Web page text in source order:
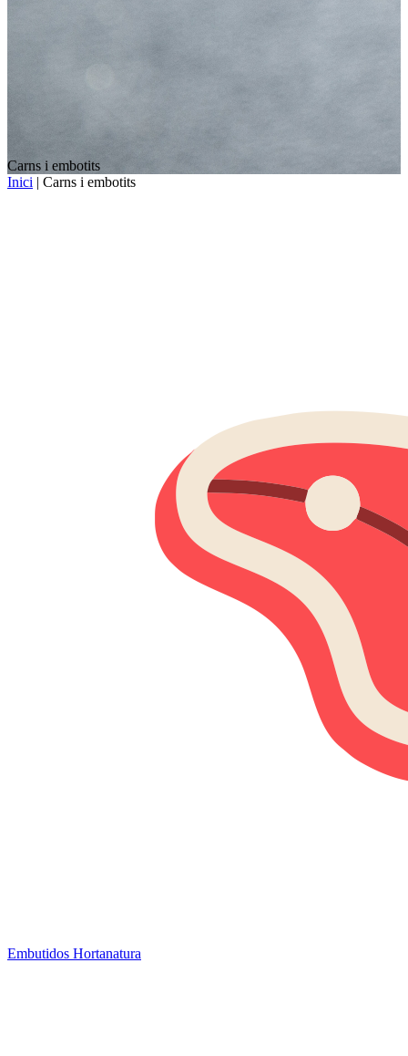
Carns i embotits
Inici | Carns i embotits
Embutidos Hortanatura